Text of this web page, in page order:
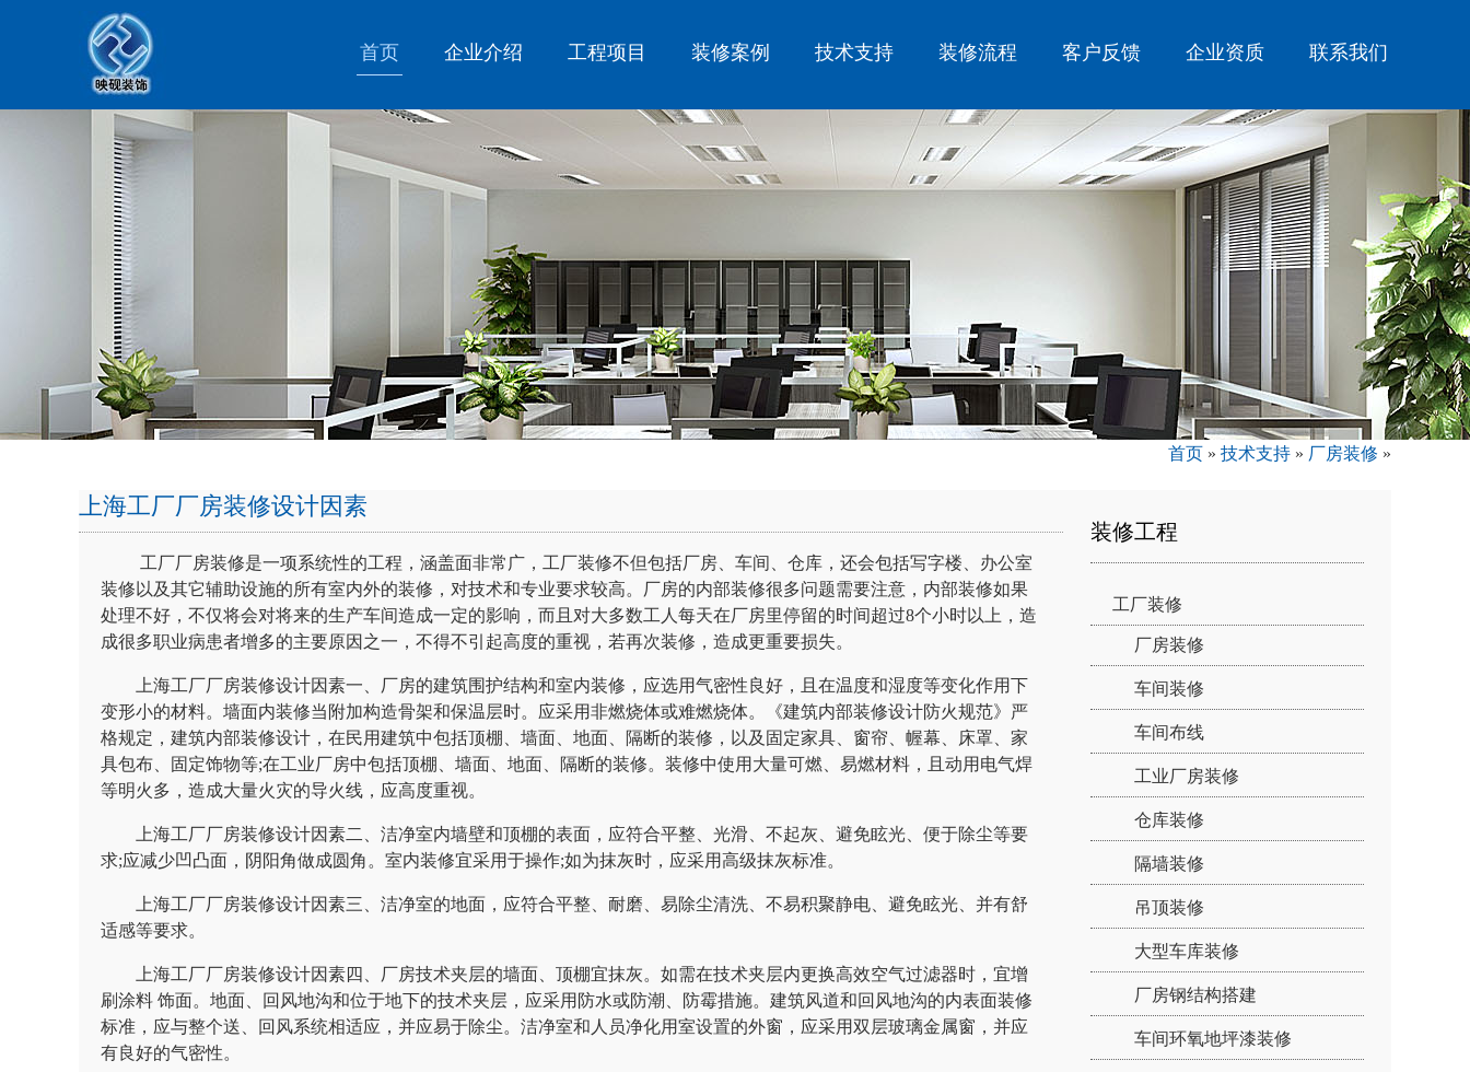
首页 企业介绍 工程项目 装修案例 技术支持 装修流程 客户反馈 企业资质 联系我们
首页 » 技术支持 » 厂房装修 »
上海工厂厂房装修设计因素
工厂厂房装修是一项系统性的工程，涵盖面非常广，工厂装修不但包括厂房、车间、仓库，还会包括写字楼、办公室
装修以及其它辅助设施的所有室内外的装修，对技术和专业要求较高。厂房的内部装修很多问题需要注意，内部装修如果
处理不好，不仅将会对将来的生产车间造成一定的影响，而且对大多数工人每天在厂房里停留的时间超过8个小时以上，造
成很多职业病患者增多的主要原因之一，不得不引起高度的重视，若再次装修，造成更重要损失。
上海工厂厂房装修设计因素一、厂房的建筑围护结构和室内装修，应选用气密性良好，且在温度和湿度等变化作用下
变形小的材料。墙面内装修当附加构造骨架和保温层时。应采用非燃烧体或难燃烧体。《建筑内部装修设计防火规范》严
格规定，建筑内部装修设计，在民用建筑中包括顶棚、墙面、地面、隔断的装修，以及固定家具、窗帘、幄幕、床罩、家
具包布、固定饰物等;在工业厂房中包括顶棚、墙面、地面、隔断的装修。装修中使用大量可燃、易燃材料，且动用电气焊
等明火多，造成大量火灾的导火线，应高度重视。
上海工厂厂房装修设计因素二、洁净室内墙壁和顶棚的表面，应符合平整、光滑、不起灰、避免眩光、便于除尘等要
求;应减少凹凸面，阴阳角做成圆角。室内装修宜采用于操作;如为抹灰时，应采用高级抹灰标准。
上海工厂厂房装修设计因素三、洁净室的地面，应符合平整、耐磨、易除尘清洗、不易积聚静电、避免眩光、并有舒
适感等要求。
上海工厂厂房装修设计因素四、厂房技术夹层的墙面、顶棚宜抹灰。如需在技术夹层内更换高效空气过滤器时，宜增
刷涂料 饰面。地面、回风地沟和位于地下的技术夹层，应采用防水或防潮、防霉措施。建筑风道和回风地沟的内表面装修
标准，应与整个送、回风系统相适应，并应易于除尘。洁净室和人员净化用室设置的外窗，应采用双层玻璃金属窗，并应
有良好的气密性。
装修工程
工厂装修
厂房装修
车间装修
车间布线
工业厂房装修
仓库装修
隔墙装修
吊顶装修
大型车库装修
厂房钢结构搭建
车间环氧地坪漆装修